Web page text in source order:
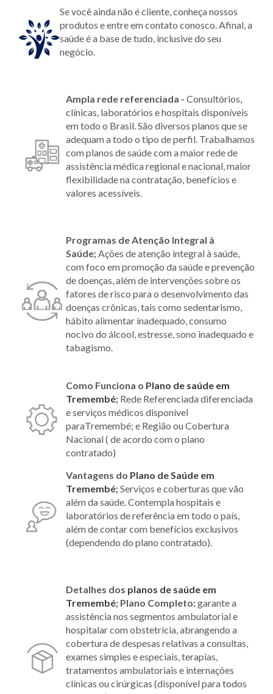
Se você ainda não é cliente, conheça nossos
produtos e entre em contato conosco. Afinal, a
saúde é a base de tudo, inclusive do seu
negócio.
Ampla rede referenciada - Consultórios,
clínicas, laboratórios e hospitais disponíveis
em todo o Brasil. São diversos planos que se
adequam a todo o tipo de perfil. Trabalhamos
com planos de saúde com a maior rede de
assistência médica regional e nacional, maior
flexibilidade na contratação, benefícios e
valores acessíveis.
Programas de Atenção Integral à
Saúde;Ações de atenção integral à saúde,
com foco em promoção da saúde e prevenção
de doenças, além de intervenções sobre os
fatores de risco para o desenvolvimento das
doenças crônicas, tais como sedentarismo,
hábito alimentar inadequado, consumo
nocivo do álcool, estresse, sono inadequado e
tabagismo.
Como Funciona o Plano de saúde em
Tremembé; Rede Referenciada diferenciada
e serviços médicos disponível
paraTremembé; e Região ou Cobertura
Nacional ( de acordo com o plano
contratado)
Vantagens do Plano de Saúde em
Tremembé;Serviços e coberturas que vão
além da saúde. Contempla hospitais e
laboratórios de referência em todo o país,
além de contar com benefícios exclusivos
(dependendo do plano contratado).
Detalhes dos planos de saúde em
Tremembé; Plano Completo:garante a
assistência nos segmentos ambulatorial e
hospitalar com obstetrícia, abrangendo a
cobertura de despesas relativas a consultas,
exames simples e especiais, terapias,
tratamentos ambulatoriais e internações
clínicas ou cirúrgicas (disponível para todos